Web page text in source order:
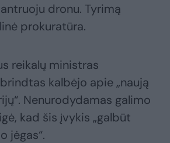
dronu. Tyrimą
prokuratūra.
reikalų ministras
kalbėjo apie „naują
Nenurodydamas galimo
kad šis įvykis „galbūt
jėgas“.